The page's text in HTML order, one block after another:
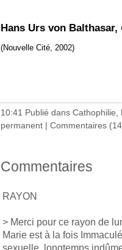
Hans Urs von Balthasar,
(Nouvelle Cité, 2002)
10:41 Publié dans Cathophilie
permanent | Commentaires
Commentaires
RAYON
> Merci pour ce rayon de
Marie est à la fois
sexuelle, longtemps